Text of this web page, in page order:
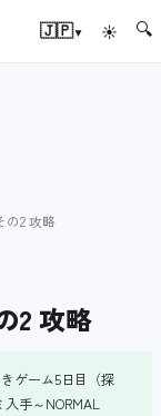
🇯🇵▾ ☀ 🔍
の2 攻略
2 攻略
ゲーム5日目（探
手～NORMAL